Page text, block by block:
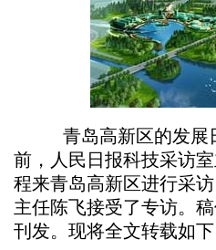
青岛高新区的发展日
前，人民日报科技采访
程来青岛高新区进行采
主任陈飞接受了专访。
刊发。现将全文转载如下